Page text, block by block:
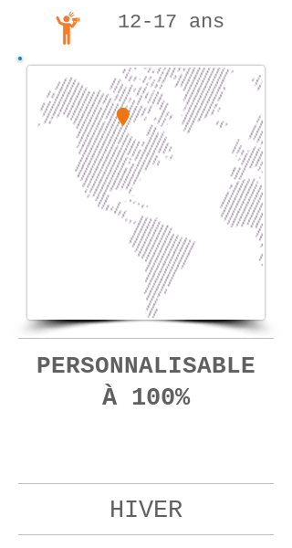
12-17 ans
PERSONNALISABLE
À 100%
HIVER